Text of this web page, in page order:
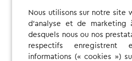
Nous utilisons sur notre site
d'analyse et de marketing
desquels nous ou nos
respectifs
informations (« cookies »)